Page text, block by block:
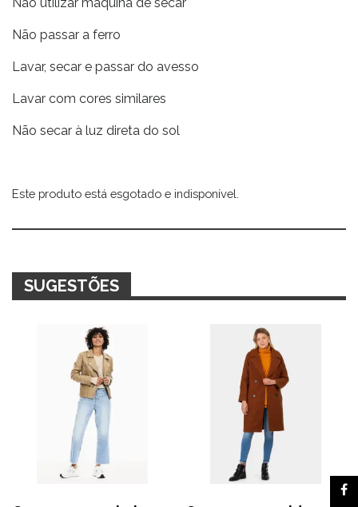
Não passar a ferro
Lavar, secar e passar do avesso
Lavar com cores similares
Não secar à luz direta do sol
Este produto está esgotado e indisponível.
Alternative:
SUGESTÕES